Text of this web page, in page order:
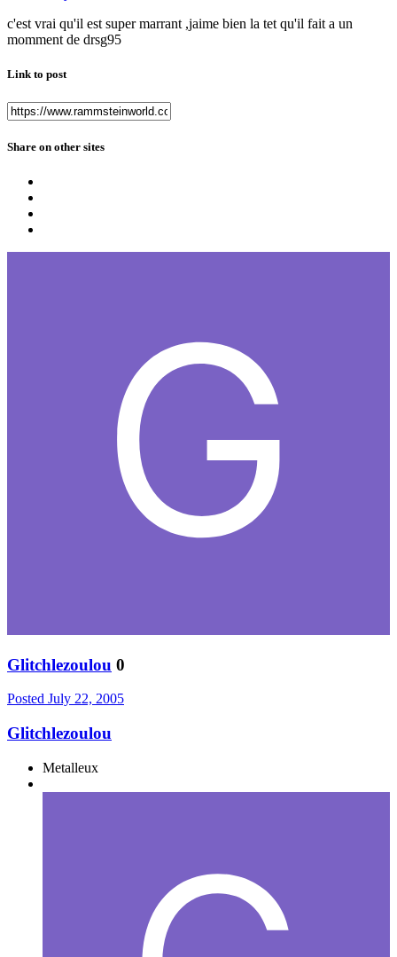
c'est vrai qu'il est super marrant ,jaime bien la tet qu'il fait a un
momment de drsg95
Link to post
Share on other sites
Glitchlezoulou 0
Posted July 22, 2005
Glitchlezoulou
Metalleux